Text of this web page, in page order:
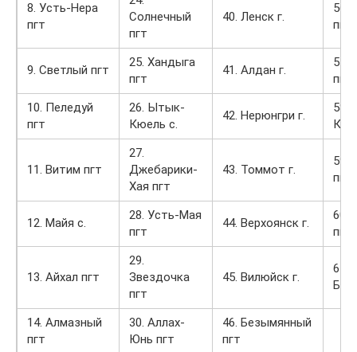
8. Усть-Нера
пгт
Солнечный
пгт
40. Ленск г.
56.
пгт
9. Светлый пгт
25. Хандыга
пгт
41. Алдан г.
57.
пгт
10. Пеледуй
пгт
26. Ытык-
Кюель с.
42. Нерюнгри г.
58.
11. Витим пгт
27.
Джебарики-
Хая пгт
43. Томмот г.
59.
пгт
12. Майя с.
28. Усть-Мая
пгт
44. Верхоянск г.
60.
пгт
13. Айхал пгт
29.
Звездочка
пгт
45. Вилюйск г.
61.
14. Алмазный
пгт
30. Аллах-
Юнь пгт
46. Безымянный
пгт